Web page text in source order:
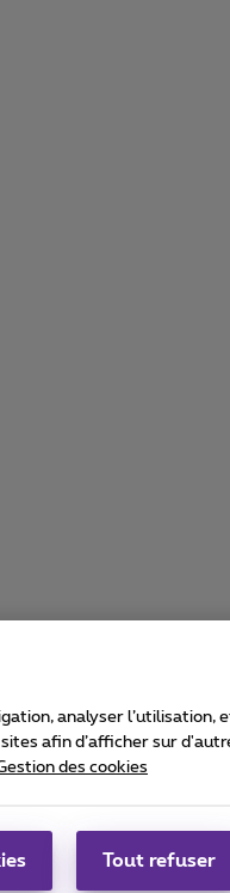
Carrier & Wholesale
Proximus Group
|
analyser
afin d’afficher sur
des cookies
Tout refuser